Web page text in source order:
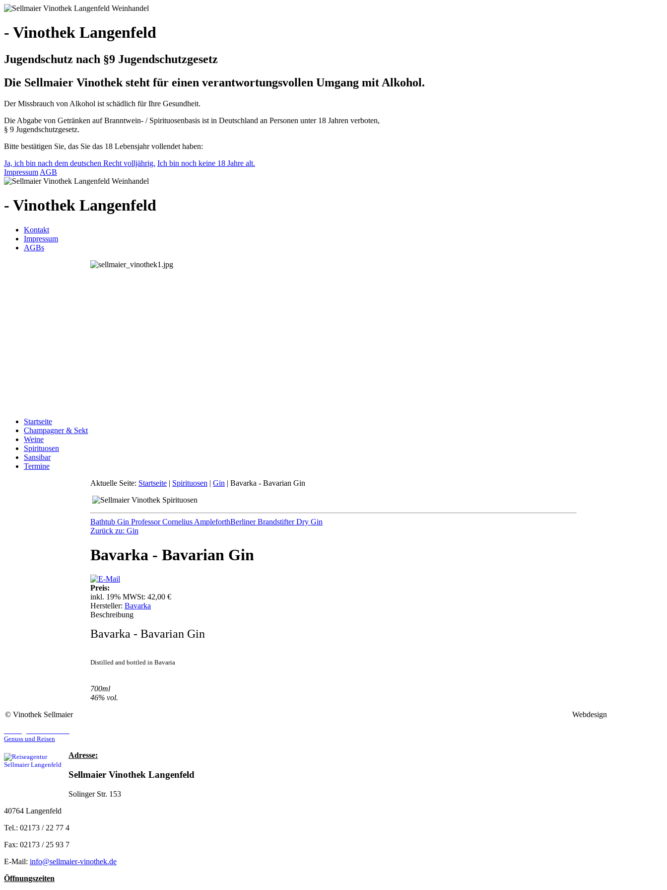
- Vinothek Langenfeld
Jugendschutz nach §9 Jugendschutzgesetz
Die Sellmaier Vinothek steht für einen verantwortungsvollen Umgang mit Alkohol.
Der Missbrauch von Alkohol ist schädlich für Ihre Gesundheit.
Die Abgabe von Getränken auf Branntwein- / Spirituosenbasis ist in Deutschland an Personen unter 18 Jahren verboten,
§ 9 Jugendschutzgesetz.
Bitte bestätigen Sie, das Sie das 18 Lebensjahr vollendet haben:
Ja, ich bin nach dem deutschen Recht volljährig. Ich bin noch keine 18 Jahre alt.
Impressum AGB
- Vinothek Langenfeld
Kontakt
Impressum
AGBs
Startseite
Champagner & Sekt
Weine
Spirituosen
Sansibar
Termine
Aktuelle Seite: Startseite | Spirituosen | Gin | Bavarka - Bavarian Gin
Bathtub Gin Professor Cornelius AmpleforthBerliner Brandstifter Dry Gin
Zurück zu: Gin
Bavarka - Bavarian Gin
Preis:
inkl. 19% MWSt: 42,00 €
Hersteller: Bavarka
Beschreibung
Bavarka - Bavarian Gin
Distilled and bottled in Bavaria
700ml
46% vol.
© Vinothek Sellmaier Webdesign
Genuss und Reisen
Adresse:
Sellmaier Vinothek Langenfeld
Solinger Str. 153
40764 Langenfeld
Tel.: 02173 / 22 77 4
Fax: 02173 / 25 93 7
E-Mail: info@sellmaier-vinothek.de
Öffnungszeiten